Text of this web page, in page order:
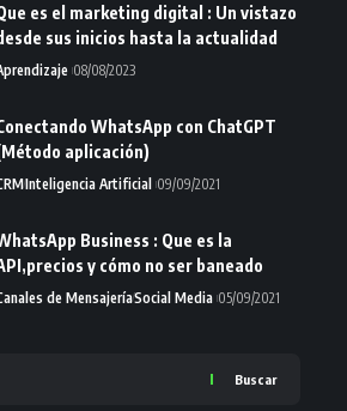
es el marketing digital : Un vistazo
sus inicios hasta la actualidad
08/08/2023
WhatsApp con ChatGPT
aplicación)
Inteligencia Artificial 09/09/2021
Business : Que es la
y cómo no ser baneado
de MensajeríaSocial Media 05/09/2021
Buscar